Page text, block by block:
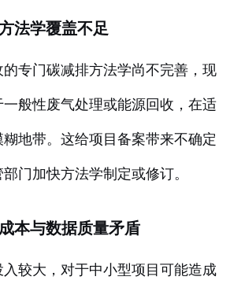
法学覆盖不足
专门碳减排方法学尚不完善，现
般性废气处理或能源回收，在适
地带。这给项目备案带来不确定
门加快方法学制定或修订。
本与数据质量矛盾
较大，对于中小型项目可能造成